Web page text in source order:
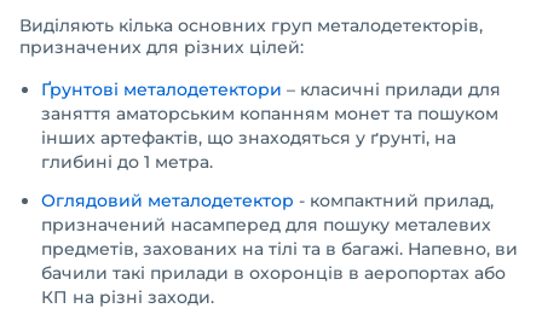
Виділяють кілька основних груп металодетекторів,
призначених для різних цілей:
Ґрунтові металодетектори – класичні прилади для
заняття аматорським копанням монет та пошуком
інших артефактів, що знаходяться у ґрунті, на
глибині до 1 метра.
Оглядовий металодетектор - компактний прилад,
призначений насамперед для пошуку металевих
предметів, захованих на тілі та в багажі. Напевно, ви
бачили такі прилади в охоронців в аеропортах або
КП на різні заходи.